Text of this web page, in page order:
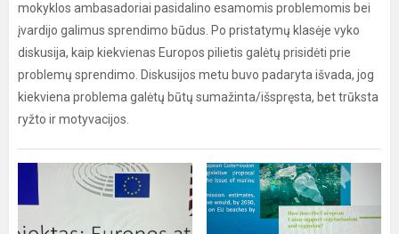
mokyklos ambasadoriai pasidalino esamomis problemomis bei
įvardijo galimus sprendimo būdus. Po pristatymų klasėje vyko
diskusija, kaip kiekvienas Europos pilietis galėtų prisidėti prie
problemų sprendimo. Diskusijos metu buvo padaryta išvada, jog
kiekviena problema galėtų būtų sumažinta/išspręsta, bet trūksta
ryžto ir motyvacijos.